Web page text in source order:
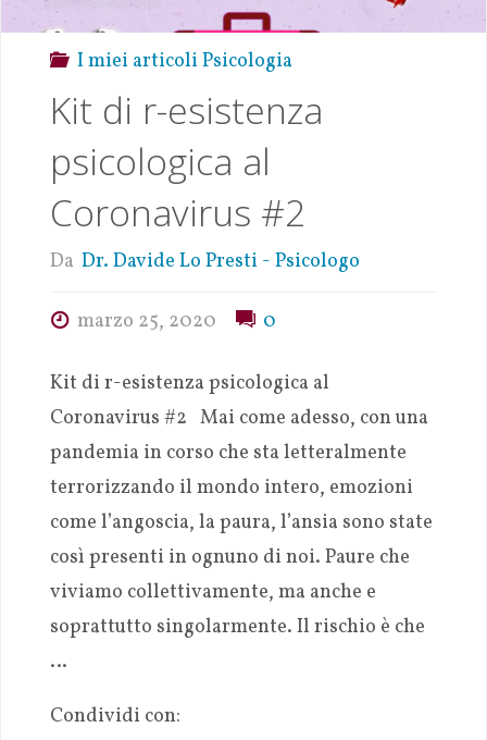
I miei articoli Psicologia
Kit di r-esistenza
psicologica al
Coronavirus #2
Da Dr. Davide Lo Presti - Psicologo
marzo 25, 2020 0
Kit di r-esistenza psicologica al
Coronavirus #2 Mai come adesso, con una
pandemia in corso che sta letteralmente
terrorizzando il mondo intero, emozioni
come l’angoscia, la paura, l’ansia sono state
così presenti in ognuno di noi. Paure che
viviamo collettivamente, ma anche e
soprattutto singolarmente. Il rischio è che
…
Condividi con: